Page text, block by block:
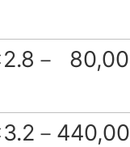
－
－440,00